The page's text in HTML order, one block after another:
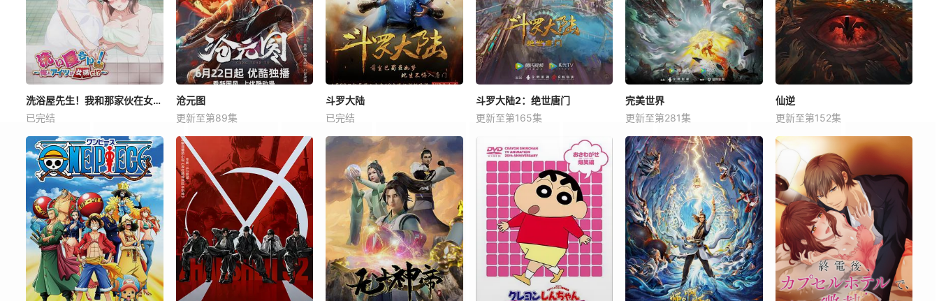
洗浴屋先生！我和那家伙在女浴池！？
已完结
沧元图
更新至第89集
斗罗大陆
已完结
斗罗大陆2：绝世唐门
更新至第165集
完美世界
更新至第281集
仙逆
更新至第152集